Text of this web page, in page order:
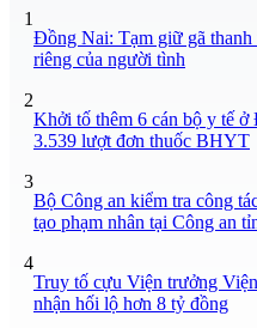
1
Đồng Nai: Tạm giữ gã thanh
riêng của người tình
2
Khởi tố thêm 6 cán bộ y tế
3.539 lượt đơn thuốc BHYT
3
Bộ Công an kiểm tra công
tạo phạm nhân tại Công an
4
Truy tố cựu Viện trưởng
nhận hối lộ hơn 8 tỷ đồng